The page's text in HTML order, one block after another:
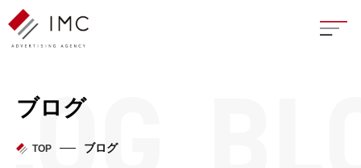
座談
ブログ
TOP ブログ